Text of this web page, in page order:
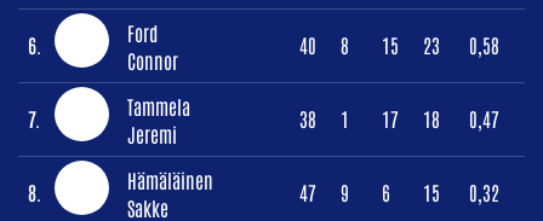
6.
Ford
Connor
40 8 15 23 0,58
7.
Tammela
Jeremi
38 1 17 18 0,47
8.
Hämäläinen
Sakke
47 9 6 15 0,32